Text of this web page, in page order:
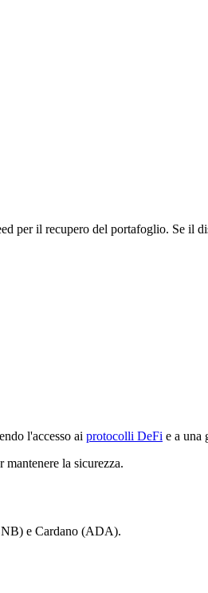
per il recupero del portafoglio. Se il
l'accesso ai protocolli DeFi e a una
la sicurezza.
e Cardano (ADA).